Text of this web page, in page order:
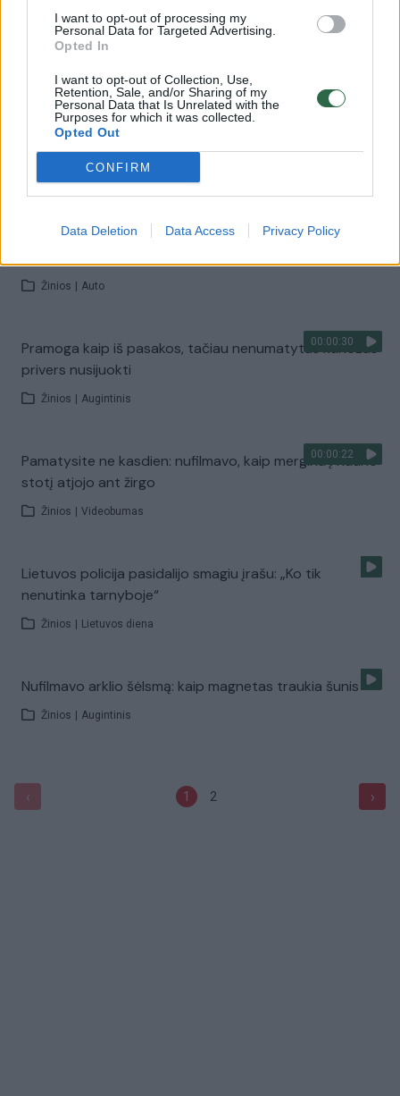
I want to opt-out of processing my
Personal Data for Targeted Advertising.
Opted In
I want to opt-out of Collection, Use,
Retention, Sale, and/or Sharing of my
Personal Data that Is Unrelated with the
Purposes for which it was collected.
Opted Out
CONFIRM
Data Deletion Data Access Privacy Policy
Neeilinis traukinio keleivis tapo sensacija: žmonės
nesuprato, kas vyksta
Arklidėse fermos darbuotojus pasitikęs vaizdas
prajuokino milijonus
Augintinis
00:00:46
Juokas pro ašaras: tokio automobilio „parkavimo“ ir
Žinios Auto
00:00:30
Pramoga kaip iš pasakos, tačiau nenumatytas kuriozas
privers nusijuokti
Žinios Augintinis
00:00:22
Pamatysite ne kasdien: nufilmavo, kaip mergina į Kauno
stotį atjojo ant žirgo
Žinios Videobumas
Lietuvos policija pasidalijo smagiu įrašu: „Ko tik
nenutinka tarnyboje“
Žinios Lietuvos diena
Nufilmavo arklio šėlsmą: kaip magnetas traukia šunis
Žinios Augintinis
‹ 1 2 ›